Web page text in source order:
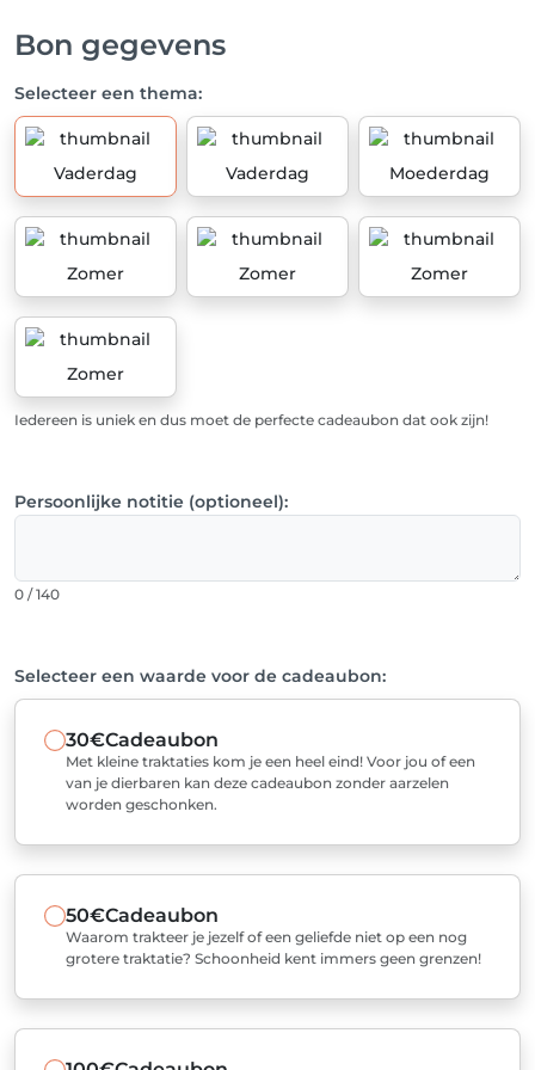
Bon gegevens
Selecteer een thema:
Vaderdag Vaderdag Moederdag
Zomer Zomer Zomer
Zomer
Iedereen is uniek en dus moet de perfecte cadeaubon dat ook zijn!
Persoonlijke notitie (optioneel):
0 / 140
Selecteer een waarde voor de cadeaubon:
30€Cadeaubon
Met kleine traktaties kom je een heel eind! Voor jou of een
van je dierbaren kan deze cadeaubon zonder aarzelen
worden geschonken.
50€Cadeaubon
Waarom trakteer je jezelf of een geliefde niet op een nog
grotere traktatie? Schoonheid kent immers geen grenzen!